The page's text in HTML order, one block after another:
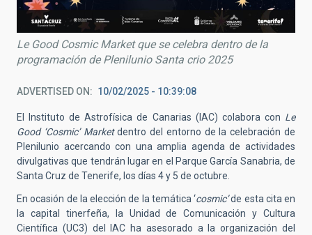
Le Good Cosmic Market que se celebra dentro de la
programación de Plenilunio Santa crio 2025
ADVERTISED ON 10/02/2025 - 10:39:08
El Instituto de Astrofísica de Canarias (IAC) colabora con Le
Good ‘Cosmic’ Marketdentro del entorno de la celebración de
Plenilunio acercando con una amplia agenda de actividades
divulgativas que tendrán lugar en el Parque García Sanabria, de
Santa Cruz de Tenerife, los días 4 y 5 de octubre.
En ocasión de la elección de la temática ‘cosmic’de esta cita en
la capital tinerfeña, la Unidad de Comunicación y Cultura
Científica (UC3) del IAC ha asesorado a la organización del